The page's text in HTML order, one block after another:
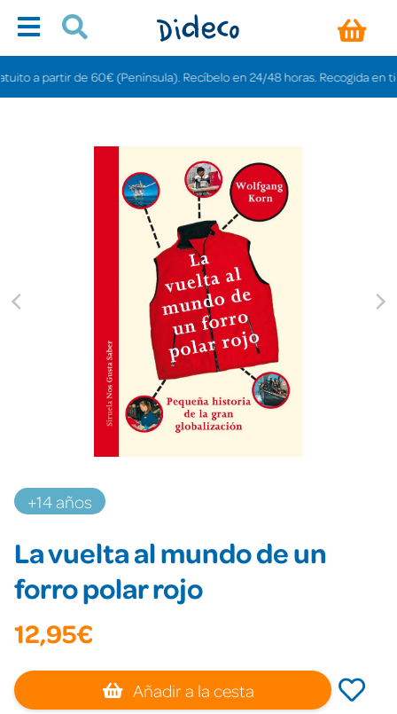
a partir de 60€ (Península). Recíbelo en 24/48 horas. Recogida en
+14 años
La vuelta al mundo de un
forro polar rojo
12,95€
Añadir a la cesta